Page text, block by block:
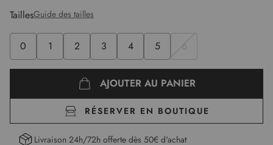
- 2 grande poches plaquées sur l'avant et sur chaque face
- Motif floral abstrait bleu et écru
- À porter avec le pantalon imprimé associé
- Cécile mesure 1,75m et porte une taille 1
Longueur :58 cm pour la première taille
TaillesGuide des tailles
0 1 2 3 4 5 6
AJOUTER AU PANIER
RÉSERVER EN BOUTIQUE
Livraison 24h/72h offerte dès 50€ d'achat